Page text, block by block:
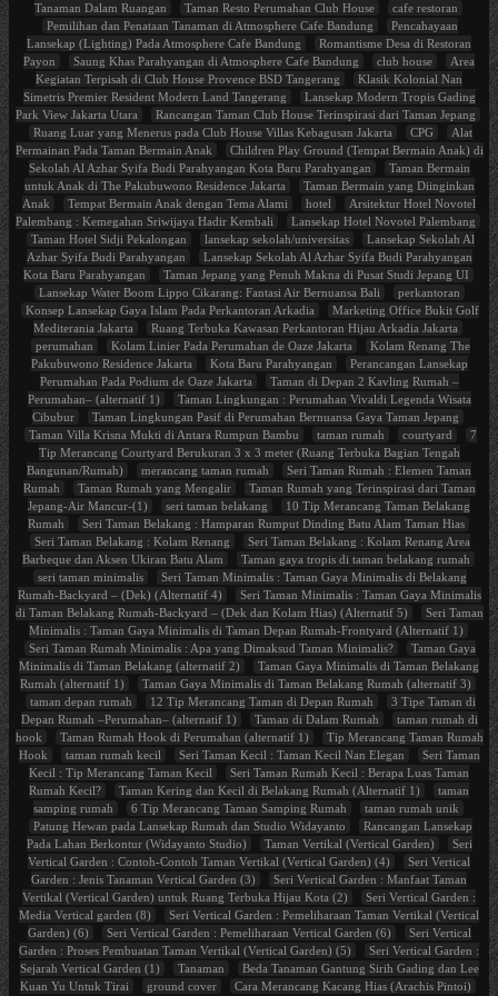
Tanaman Dalam Ruangan
Taman Resto Perumahan Club House
cafe restoran
Pemilihan dan Penataan Tanaman di Atmosphere Cafe Bandung
Pencahayaan
Lansekap (Lighting) Pada Atmosphere Cafe Bandung
Romantisme Desa di Restoran
Payon
Saung Khas Parahyangan di Atmosphere Cafe Bandung club house
Area
Kegiatan Terpisah di Club House Provence BSD Tangerang
Klasik Kolonial Nan
Simetris Premier Resident Modern Land Tangerang
Lansekap Modern Tropis Gading
Park View Jakarta Utara
Rancangan Taman Club House Terinspirasi dari Taman Jepang
Ruang Luar yang Menerus pada Club House Villas Kebagusan Jakarta
CPG
Alat
Permainan Pada Taman Bermain Anak
Children Play Ground (Tempat Bermain Anak) di
Sekolah Al Azhar Syifa Budi Parahyangan Kota Baru Parahyangan
Taman Bermain
untuk Anak di The Pakubuwono Residence Jakarta
Taman Bermain yang Diinginkan
Anak
Tempat Bermain Anak dengan Tema Alami hotel
Arsitektur Hotel Novotel
Palembang : Kemegahan Sriwijaya Hadir Kembali
Lansekap Hotel Novotel Palembang
Taman Hotel Sidji Pekalongan
lansekap sekolah/universitas
Lansekap Sekolah Al
Azhar Syifa Budi Parahyangan
Lansekap Sekolah Al Azhar Syifa Budi Parahyangan
Kota Baru Parahyangan
Taman Jepang yang Penuh Makna di Pusat Studi Jepang UI
Lansekap Water Boom Lippo Cikarang: Fantasi Air Bernuansa Bali
perkantoran
Konsep Lansekap Gaya Islam Pada Perkantoran Arkadia
Marketing Office Bukit Golf
Mediterania Jakarta
Ruang Terbuka Kawasan Perkantoran Hijau Arkadia Jakarta
perumahan
Kolam Linier Pada Perumahan de Oaze Jakarta
Kolam Renang The
Pakubuwono Residence Jakarta
Kota Baru Parahyangan
Perancangan Lansekap
Perumahan Pada Podium de Oaze Jakarta
Taman di Depan 2 Kavling Rumah –
Perumahan– (alternatif 1)
Taman Lingkungan : Perumahan Vivaldi Legenda Wisata
Cibubur
Taman Lingkungan Pasif di Perumahan Bernuansa Gaya Taman Jepang
Taman Villa Krisna Mukti di Antara Rumpun Bambu
taman rumah courtyard
7
Tip Merancang Courtyard Berukuran 3 x 3 meter (Ruang Terbuka Bagian Tengah
Bangunan/Rumah)
merancang taman rumah
Seri Taman Rumah : Elemen Taman
Rumah
Taman Rumah yang Mengalir
Taman Rumah yang Terinspirasi dari Taman
Jepang-Air Mancur-(1)
seri taman belakang
10 Tip Merancang Taman Belakang
Rumah
Seri Taman Belakang : Hamparan Rumput Dinding Batu Alam Taman Hias
Seri Taman Belakang : Kolam Renang
Seri Taman Belakang : Kolam Renang Area
Barbeque dan Aksen Ukiran Batu Alam
Taman gaya tropis di taman belakang rumah
seri taman minimalis
Seri Taman Minimalis : Taman Gaya Minimalis di Belakang
Rumah-Backyard – (Dek) (Alternatif 4)
Seri Taman Minimalis : Taman Gaya Minimalis
di Taman Belakang Rumah-Backyard – (Dek dan Kolam Hias) (Alternatif 5)
Seri Taman
Minimalis : Taman Gaya Minimalis di Taman Depan Rumah-Frontyard (Alternatif 1)
Seri Taman Rumah Minimalis : Apa yang Dimaksud Taman Minimalis?
Taman Gaya
Minimalis di Taman Belakang (alternatif 2)
Taman Gaya Minimalis di Taman Belakang
Rumah (alternatif 1)
Taman Gaya Minimalis di Taman Belakang Rumah (alternatif 3)
taman depan rumah
12 Tip Merancang Taman di Depan Rumah
3 Tipe Taman di
Depan Rumah –Perumahan– (alternatif 1)
Taman di Dalam Rumah
taman rumah di
hook
Taman Rumah Hook di Perumahan (alternatif 1)
Tip Merancang Taman Rumah
Hook
taman rumah kecil Seri Taman Kecil : Taman Kecil Nan Elegan
Seri Taman
Kecil : Tip Merancang Taman Kecil
Seri Taman Rumah Kecil : Berapa Luas Taman
Rumah Kecil?
Taman Kering dan Kecil di Belakang Rumah (Alternatif 1)
taman
samping rumah
6 Tip Merancang Taman Samping Rumah
taman rumah unik
Patung Hewan pada Lansekap Rumah dan Studio Widayanto
Rancangan Lansekap
Pada Lahan Berkontur (Widayanto Studio)
Taman Vertikal (Vertical Garden)
Seri
Vertical Garden : Contoh-Contoh Taman Vertikal (Vertical Garden) (4)
Seri Vertical
Garden : Jenis Tanaman Vertical Garden (3)
Seri Vertical Garden : Manfaat Taman
Vertikal (Vertical Garden) untuk Ruang Terbuka Hijau Kota (2)
Seri Vertical Garden :
Media Vertical garden (8)
Seri Vertical Garden : Pemeliharaan Taman Vertikal (Vertical
Garden) (6)
Seri Vertical Garden : Pemeliharaan Vertical Garden (6)
Seri Vertical
Garden : Proses Pembuatan Taman Vertikal (Vertical Garden) (5)
Seri Vertical Garden :
Sejarah Vertical Garden (1)
Tanaman
Beda Tanaman Gantung Sirih Gading dan Lee
Kuan Yu Untuk Tirai
ground cover
Cara Merancang Kacang Hias (Arachis Pintoi)